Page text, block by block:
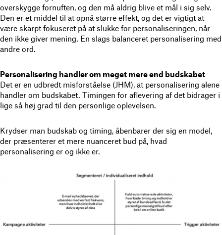
overskygge fornuften, og den må aldrig blive et mål i sig selv.
Den er et middel til at opnå større effekt, og det er vigtigt at
være skarpt fokuseret på at slukke for personaliseringen, når
den ikke giver mening. En slags balanceret personalisering med
andre ord.
Personalisering handler om meget mere end budskabet
Det er en udbredt misforståelse (JHM), at personalisering alene
handler om budskabet. Timingen for aflevering af det bidrager i
lige så høj grad til den personlige oplevelsen.
Krydser man budskab og timing, åbenbarer der sig en model,
der præsenterer et mere nuanceret bud på, hvad
personalisering er og ikke er.